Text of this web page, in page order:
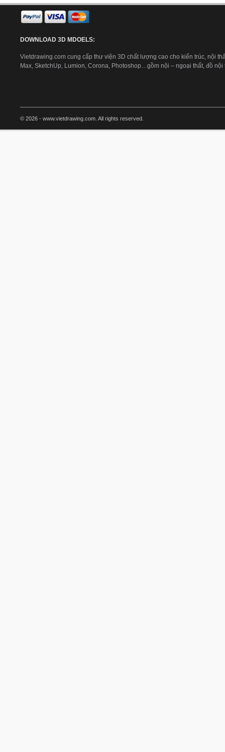
DOWNLOAD 3D MDOELS:
Vietdrawing.com cung cấp thư viện 3D chất lượng cao cho kiến trúc, nội
Max, SketchUp, Lumion, Corona, Photoshop…gồm nội – ngoại thất, đồ nội
© 2026 - www.vietdrawing.com. All rights reserved.